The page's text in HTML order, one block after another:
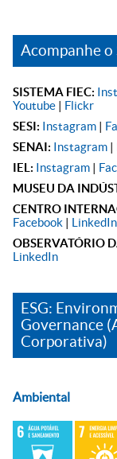
Acompanhe o
SISTEMA FIEC:
Youtube | Flickr
SESI: Instagram |
SENAI: Instagram |
IEL: Instagram |
MUSEU DA
CENTRO
Facebook | LinkedIn
OBSERVATÓRIO
LinkedIn
ESG:
Governance
Corporativa)
Ambiental